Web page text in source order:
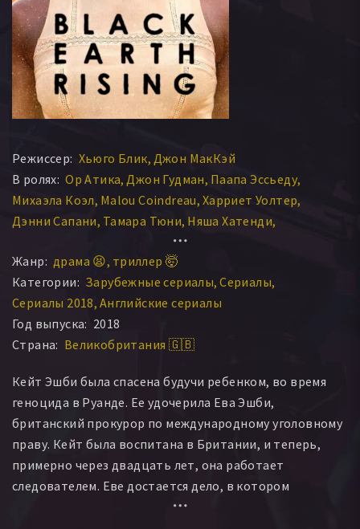
Режиссер: Хьюго Блик Джон МакКэй
В ролях: Ор Атика Джон Гудман Паапа Эссьеду
Михаэла Коэл Malou Coindreau Харриет Уолтер
Дэнни Сапани Тамара Тюни Няша Хатенди
Иоланда Васкес
Вивьенн Харви Марк Андервуд
Кэтрин Хантер Абена Айивор Гленн Уэбстер
Ричард Диксон Мэттью Стир Тайрон Хаггинс
Дебора Рок
Нома Думезвени
Лусиан Мсамати Эммануэль Имани
Хелена Холмс Лати Гбаджа Эмили Нг Лорел Лефкоу
Dywayne Thomas Джоан Айола Рутвиг Ваид
Martin Bassindale Emmanuel Berthelot
Corrinne Bougaard Джонатан Бурто Ндонго Фэй
Паскаль Лорен Рэй Лим Джеки Моррисон Суле Рими
Жанр: драма 😫 триллер 🤯
Категории: Зарубежные сериалы Сериалы
Сериалы 2018 Английские сериалы
Год выпуска: 2018
Страна: Великобритания 🇬🇧
Кейт Эшби была спасена будучи ребенком, во время
геноцида в Руанде. Ее удочерила Ева Эшби,
британский прокурор по международному уголовному
праву. Кейт была воспитана в Британии, и теперь,
примерно через двадцать лет, она работает
следователем. Еве достается дело, в котором
фигурирует лидер африканского ополчения того